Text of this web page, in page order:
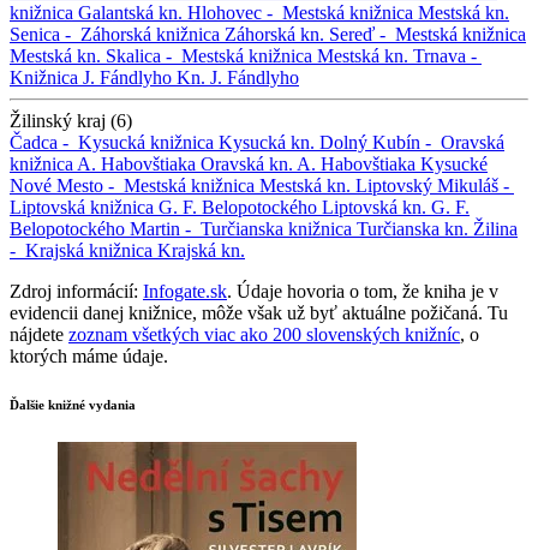
knižnica Galantská kn. Hlohovec - Mestská knižnica Mestská kn.
Senica - Záhorská knižnica Záhorská kn. Sereď - Mestská knižnica
Mestská kn. Skalica - Mestská knižnica Mestská kn. Trnava -
Knižnica J. Fándlyho Kn. J. Fándlyho
Žilinský kraj (6)
Čadca - Kysucká knižnica Kysucká kn. Dolný Kubín - Oravská
knižnica A. Habovštiaka Oravská kn. A. Habovštiaka Kysucké
Nové Mesto - Mestská knižnica Mestská kn. Liptovský Mikuláš -
Liptovská knižnica G. F. Belopotockého Liptovská kn. G. F.
Belopotockého Martin - Turčianska knižnica Turčianska kn. Žilina
- Krajská knižnica Krajská kn.
Zdroj informácií: Infogate.sk. Údaje hovoria o tom, že kniha je v
evidencii danej knižnice, môže však už byť aktuálne požičaná. Tu
nájdete zoznam všetkých viac ako 200 slovenských knižníc, o
ktorých máme údaje.
Ďalšie knižné vydania